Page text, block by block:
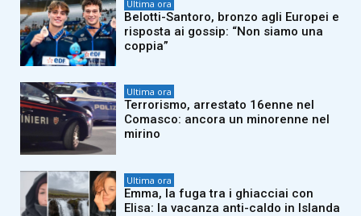
Ultima ora
Belotti-Santoro, bronzo agli Europei e
risposta ai gossip: “Non siamo una
coppia”
Ultima ora
Terrorismo, arrestato 16enne nel
Comasco: ancora un minorenne nel
mirino
Ultima ora
Emma, la fuga tra i ghiacciai con
Elisa: la vacanza anti-caldo in Islanda